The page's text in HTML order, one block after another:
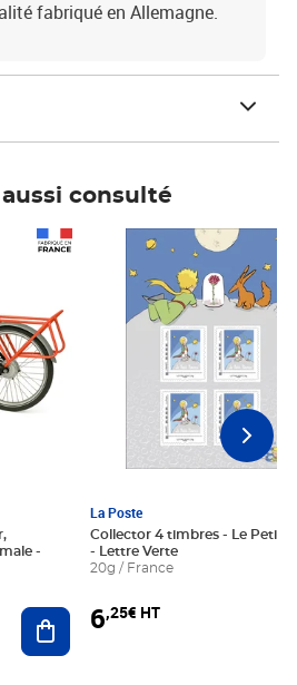
fabriqué en Allemagne.
consulté
Ajouter au panier
La Poste
Collector 4 timbres - Le Petit
- Lettre Verte
20g / France
6,25€ HT
Prix 6,25€ HT